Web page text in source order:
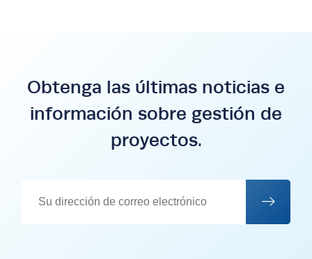
Obtenga las últimas noticias e
información sobre gestión de
proyectos.